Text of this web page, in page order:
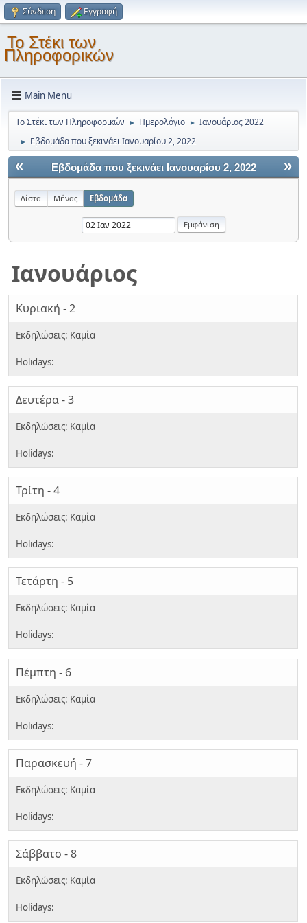
Σύνδεση Εγγραφή
Το Στέκι των
Πληροφορικών
Main Menu
Το Στέκι των Πληροφορικών ► Ημερολόγιο ► Ιανουάριος 2022
► Εβδομάδα που ξεκινάει Ιανουαρίου 2, 2022
« »
Εβδομάδα που ξεκινάει Ιανουαρίου 2, 2022
Λίστα Μήνας Εβδομάδα
Ιανουάριος
Κυριακή - 2
Δευτέρα - 3
Τρίτη - 4
Τετάρτη - 5
Πέμπτη - 6
Παρασκευή - 7
Σάββατο - 8